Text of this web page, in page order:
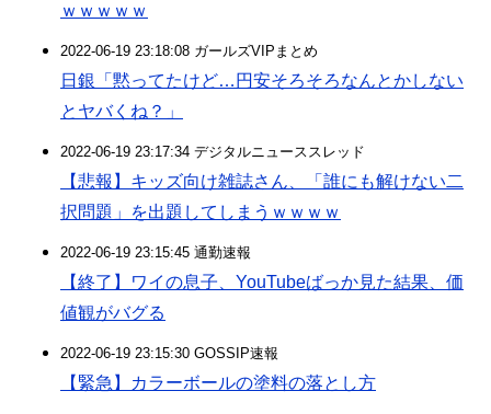
ｗｗｗｗｗ
2022-06-19 23:18:08 ガールズVIPまとめ
日銀「黙ってたけど…円安そろそろなんとかしない
とヤバくね？」
2022-06-19 23:17:34 デジタルニューススレッド
【悲報】キッズ向け雑誌さん、「誰にも解けない二
択問題」を出題してしまうｗｗｗｗ
2022-06-19 23:15:45 通勤速報
【終了】ワイの息子、YouTubeばっか見た結果、価
値観がバグる
2022-06-19 23:15:30 GOSSIP速報
【緊急】カラーボールの塗料の落とし方